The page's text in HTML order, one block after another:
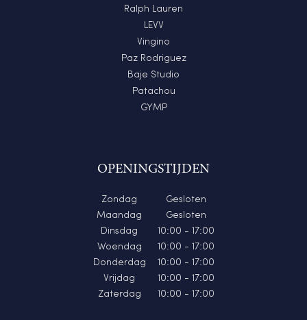
Ralph Lauren
LEVV
Vingino
Paz Rodriguez
Baje Studio
Patachou
GYMP
OPENINGSTIJDEN
Zondag
Gesloten
Maandag
Gesloten
Dinsdag
10:00 - 17:00
Woendag
10:00 - 17:00
Donderdag
10:00 - 17:00
Vrijdag
10:00 - 17:00
Zaterdag
10:00 - 17:00